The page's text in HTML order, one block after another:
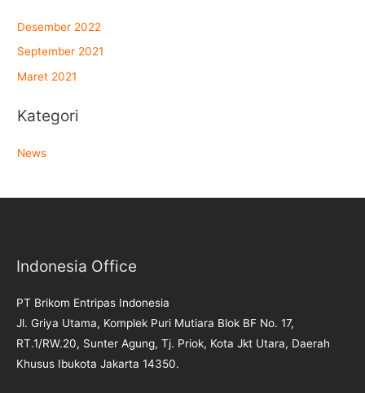
Desember 2022
September 2021
Maret 2021
Kategori
News
Indonesia Office
PT Brikom Entripas Indonesia
Jl. Griya Utama, Komplek Puri Mutiara Blok BF No. 17,
RT.1/RW.20, Sunter Agung, Tj. Priok, Kota Jkt Utara, Daerah
Khusus Ibukota Jakarta 14350.